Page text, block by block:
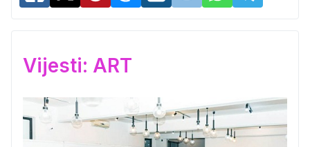
Vijesti: ART